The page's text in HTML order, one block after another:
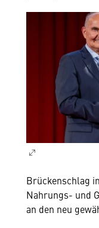
Brückenschlag
Nahrungs- und
an den neu